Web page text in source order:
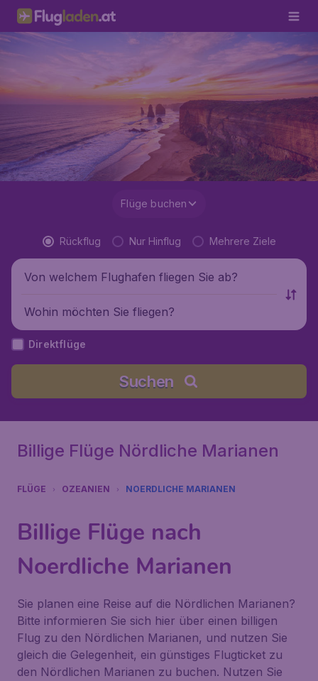
Flüge buchen
Rückflug Nur Hinflug Mehrere Ziele
Von welchem Flughafen fliegen Sie ab?
Wohin möchten Sie fliegen?
Direktflüge
Suchen
Billige Flüge Nördliche Marianen
FLÜGE OZEANIEN NOERDLICHE MARIANEN
Billige Flüge nach
Noerdliche Marianen
Sie planen eine Reise auf die Nördlichen Marianen?
Bitte informieren Sie sich hier über einen billigen
Flug zu den Nördlichen Marianen, und nutzen Sie
gleich die Gelegenheit, ein günstiges Flugticket zu
den Nördlichen Marianen zu buchen. Nutzen Sie